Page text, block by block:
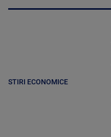
STIRI ECONOMICE